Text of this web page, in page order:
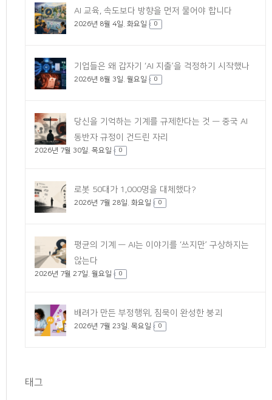
AI 교육, 속도보다 방향을 먼저 물어야 합니다
2026년 8월 4일. 화요일 0
기업들은 왜 갑자기 ‘AI 지출’을 걱정하기 시작했나
2026년 8월 3일. 월요일 0
당신을 기억하는 기계를 규제한다는 것 — 중국 AI
동반자 규정이 건드린 자리
2026년 7월 30일. 목요일 0
로봇 50대가 1,000명을 대체했다?
2026년 7월 28일. 화요일 0
평균의 기계 — AI는 이야기를 ‘쓰지만’ 구상하지는
않는다
2026년 7월 27일. 월요일 0
배려가 만든 부정행위, 침묵이 완성한 붕괴
2026년 7월 23일. 목요일 0
태그